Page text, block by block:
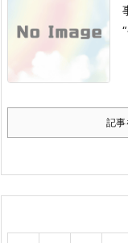
記事